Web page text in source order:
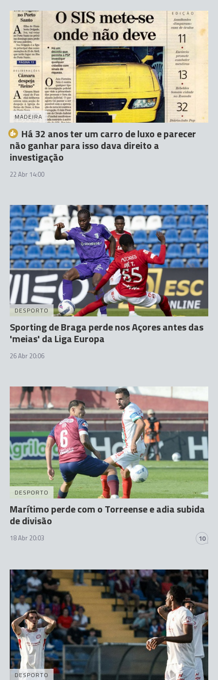
MADEIRA
Há 32 anos ter um carro de luxo e parecer
não ganhar para isso dava direito a
investigação
22 Abr 14:00
DESPORTO
Sporting de Braga perde nos Açores antes das
'meias' da Liga Europa
26 Abr 20:06
DESPORTO
Marítimo perde com o Torreense e adia subida
de divisão
18 Abr 20:03 10
DESPORTO